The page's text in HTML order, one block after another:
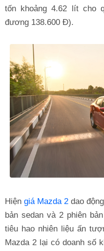
tốn khoảng 4.62 lít cho
đương 138.600 Đ).
Hiện giá Mazda 2 dao
bản sedan và 2 phiên
tiêu hao nhiên liệu ấn
Mazda 2 lại có doanh số